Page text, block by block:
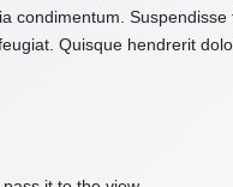
condimentum.
Quisque hendrerit